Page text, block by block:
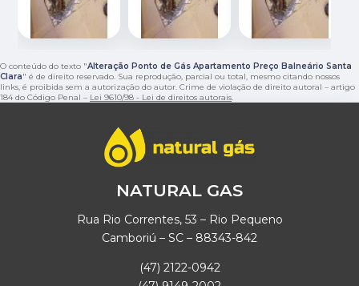
O conteúdo do texto "Alteração Ponto de Gás Apartamento Preço Balneário Santa
Clara" é de direito reservado. Sua reprodução, parcial ou total, mesmo citando nossos
links, é proibida sem a autorização do autor. Crime de violação de direito autoral – artigo
184 do Código Penal – Lei 9610/98 - Lei de direitos autorais.
NATURAL GAS
Rua Rio Correntes, 53 – Rio Pequeno
Camboriú – SC – 88343-842
(47) 2122-0942